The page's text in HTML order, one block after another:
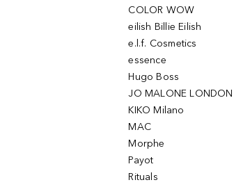
COLOR WOW
eilish Billie Eilish
e.l.f. Cosmetics
essence
Hugo Boss
JO MALONE LONDON
KIKO Milano
MAC
Morphe
Payot
Rituals